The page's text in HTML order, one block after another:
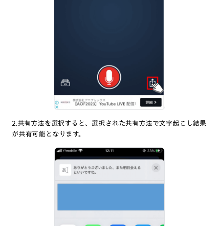
2.共有方法を選択すると、選択された共有方法で文字起こし結果
が共有可能となります。